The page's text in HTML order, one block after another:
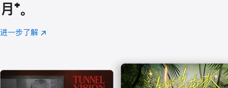
月 脚
注
⁺。
进一步了解 Apple
(在
口
中